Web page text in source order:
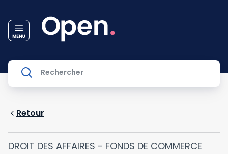
Retour
DROIT DES AFFAIRES - FONDS DE COMMERCE